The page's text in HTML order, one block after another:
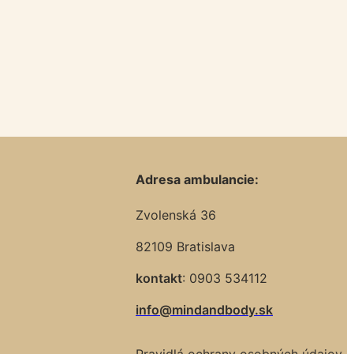
Adresa ambulancie:
Zvolenská 36
82109 Bratislava
kontakt: 0903 534112
info@mindandbody.sk